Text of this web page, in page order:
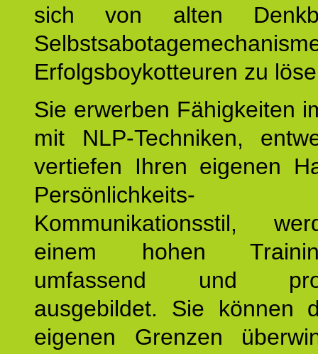
sich von alten
Erfolgsboykotteuren zu
Sie erwerben Fähigkeiten
mit NLP-Techniken,
vertiefen Ihren eigenen
Kommunikationsstil,
einem hohen
umfassend und
ausgebildet. Sie können
eigenen Grenzen